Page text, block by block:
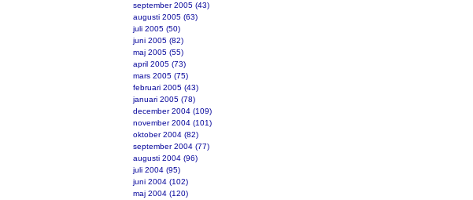
september 2005 (43)
augusti 2005 (63)
juli 2005 (50)
juni 2005 (82)
maj 2005 (55)
april 2005 (73)
mars 2005 (75)
februari 2005 (43)
januari 2005 (78)
december 2004 (109)
november 2004 (101)
oktober 2004 (82)
september 2004 (77)
augusti 2004 (96)
juli 2004 (95)
juni 2004 (102)
maj 2004 (120)